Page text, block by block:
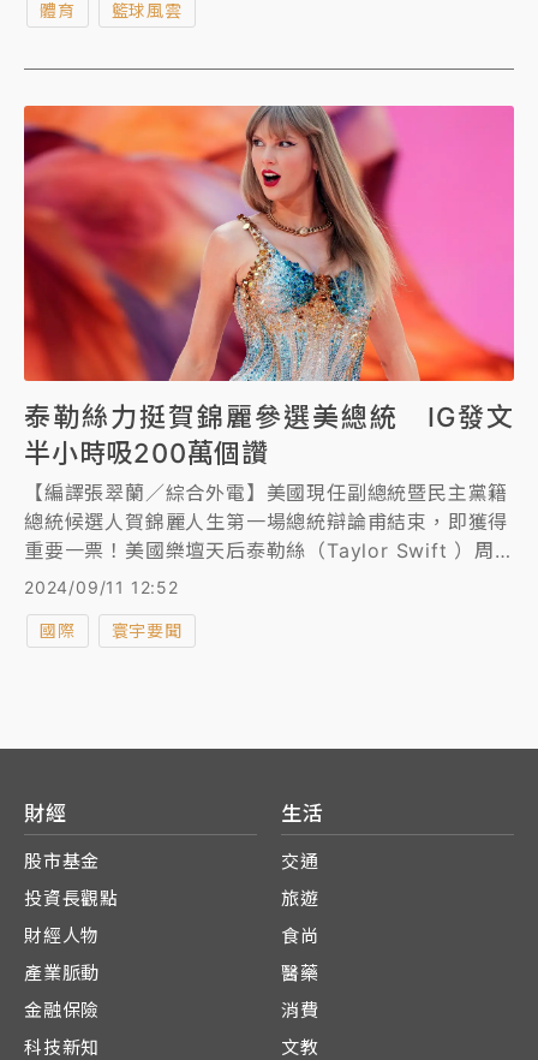
書豪相見歡，兩人還交換球衣留念。
體育 籃球風雲
泰勒絲力挺賀錦麗參選美總統 IG發文
半小時吸200萬個讚
【編譯張翠蘭／綜合外電】美國現任副總統暨民主黨籍
總統候選人賀錦麗人生第一場總統辯論甫結束，即獲得
重要一票！美國樂壇天后泰勒絲（Taylor Swift ）周
二（9/10）晚間正式表態，將在11月美國大選中投票支
持賀錦麗。泰勒絲這篇在社群網站Instagram的背書文
章一出，僅半小時累積超過200萬個讚，為賀錦麗選情
2024/09/11 12:52
國際 寰宇要聞
財經
股市基金
投資長觀點
財經人物
產業脈動
金融保險
科技新知
生活
交通
旅遊
食尚
醫藥
消費
文教